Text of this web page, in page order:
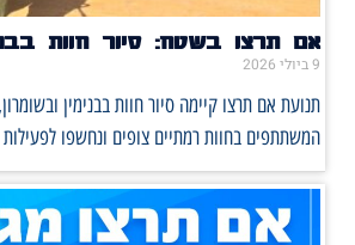
אם תרצו בשטח: סיור חוות
9 ביולי 2026
תנועת אם תרצו קיימה סיור חוות בבנימין
המשתתפים בחוות רמתיים צופים ונחשפו